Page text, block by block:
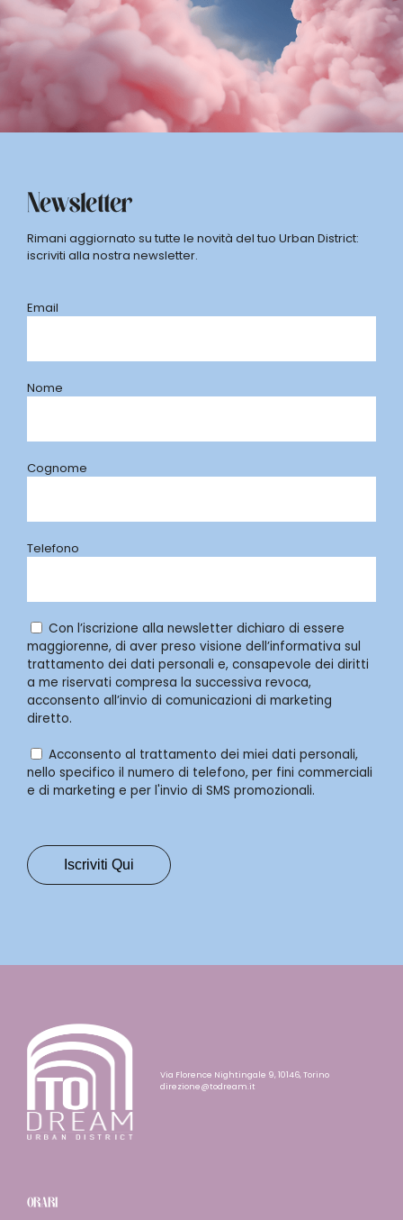
Newsletter
Rimani aggiornato su tutte le novità del tuo Urban District:
iscriviti alla nostra newsletter.
Email
Nome
Cognome
Telefono
Con l’iscrizione alla newsletter dichiaro di essere
maggiorenne, di aver preso visione dell’informativa sul
trattamento dei dati personali e, consapevole dei diritti
a me riservati compresa la successiva revoca,
acconsento all’invio di comunicazioni di marketing
diretto.
Acconsento al trattamento dei miei dati personali,
nello specifico il numero di telefono, per fini commerciali
e di marketing e per l'invio di SMS promozionali.
Via Florence Nightingale 9, 10146, Torino
direzione@todream.it
ORARI